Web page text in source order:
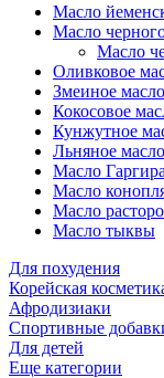
Масло
Масло
Масло
Оливковое
Змеиное масло
Кокосовое
Кунжутное
Льняное масло
Масло
Масло
Масло
Масло тыквы
Для похудения
Корейская
Афродизиаки
Спортивные
Для детей
Еще категории